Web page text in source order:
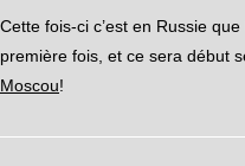
Cette fois-ci c’est en Russie
première fois, et ce sera début
Moscou!